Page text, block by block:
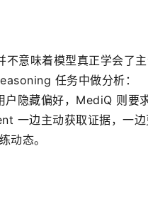
意味着模型真正学会了
任务中做分析：
隐藏偏好，MediQ 则要
一边主动获取证据，一
动态。